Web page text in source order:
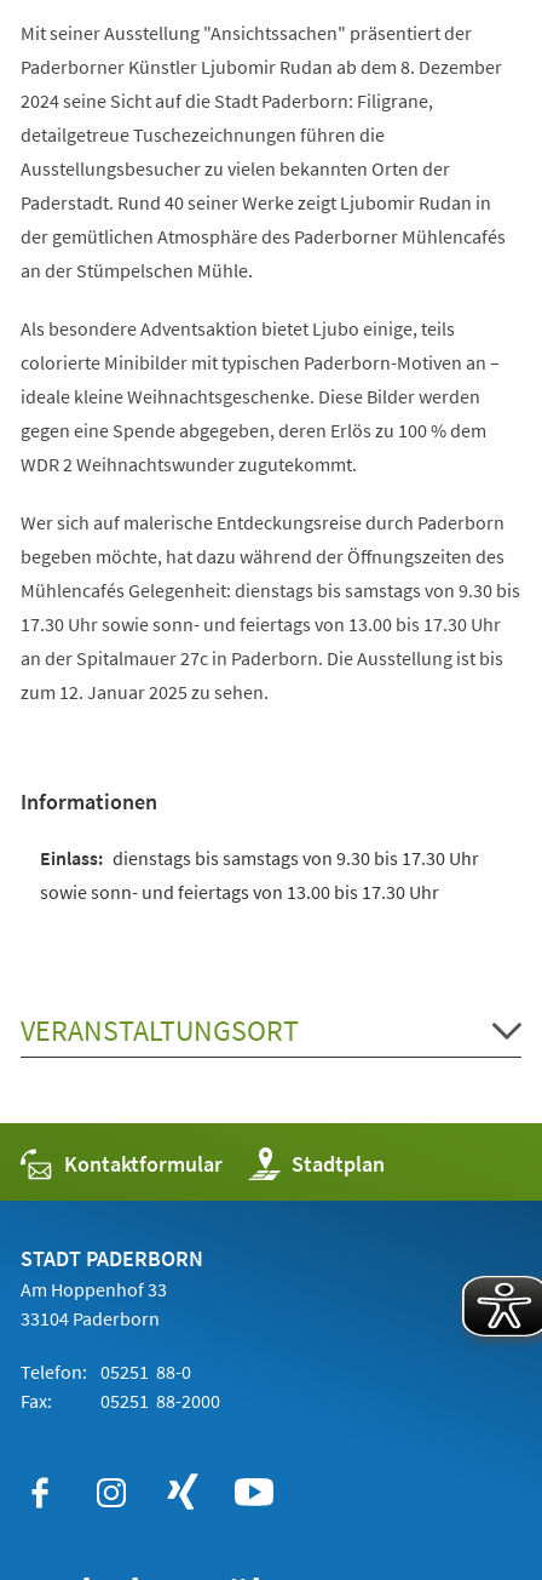
Mit seiner Ausstellung "Ansichtssachen" präsentiert der
Paderborner Künstler Ljubomir Rudan ab dem 8. Dezember
2024 seine Sicht auf die Stadt Paderborn: Filigrane,
detailgetreue Tuschezeichnungen führen die
Ausstellungsbesucher zu vielen bekannten Orten der
Paderstadt. Rund 40 seiner Werke zeigt Ljubomir Rudan in
der gemütlichen Atmosphäre des Paderborner Mühlencafés
an der Stümpelschen Mühle.
Als besondere Adventsaktion bietet Ljubo einige, teils
colorierte Minibilder mit typischen Paderborn-Motiven an –
ideale kleine Weihnachtsgeschenke. Diese Bilder werden
gegen eine Spende abgegeben, deren Erlös zu 100 % dem
WDR 2 Weihnachtswunder zugutekommt.
Wer sich auf malerische Entdeckungsreise durch Paderborn
begeben möchte, hat dazu während der Öffnungszeiten des
Mühlencafés Gelegenheit: dienstags bis samstags von 9.30 bis
17.30 Uhr sowie sonn- und feiertags von 13.00 bis 17.30 Uhr
an der Spitalmauer 27c in Paderborn. Die Ausstellung ist bis
zum 12. Januar 2025 zu sehen.
Informationen
dienstags bis samstags von 9.30 bis 17.30 Uhr
sowie sonn- und feiertags von 13.00 bis 17.30 Uhr
VERANSTALTUNGSORT
Kontaktformular Stadtplan
(Öffnet
in
einem
STADT PADERBORN
Am Hoppenhof 33
33104 Paderborn
Telefon: 05251 88-0
Fax:
05251 88-2000